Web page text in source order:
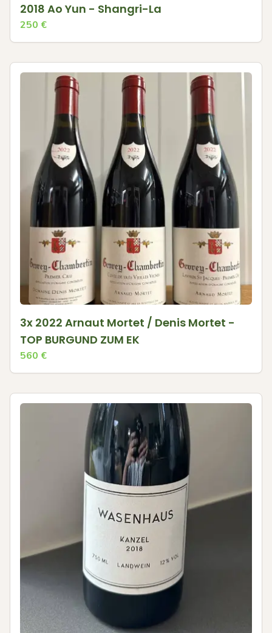
2018 Ao Yun - Shangri-La
250 €
3x 2022 Arnaut Mortet / Denis Mortet -
TOP BURGUND ZUM EK
560 €